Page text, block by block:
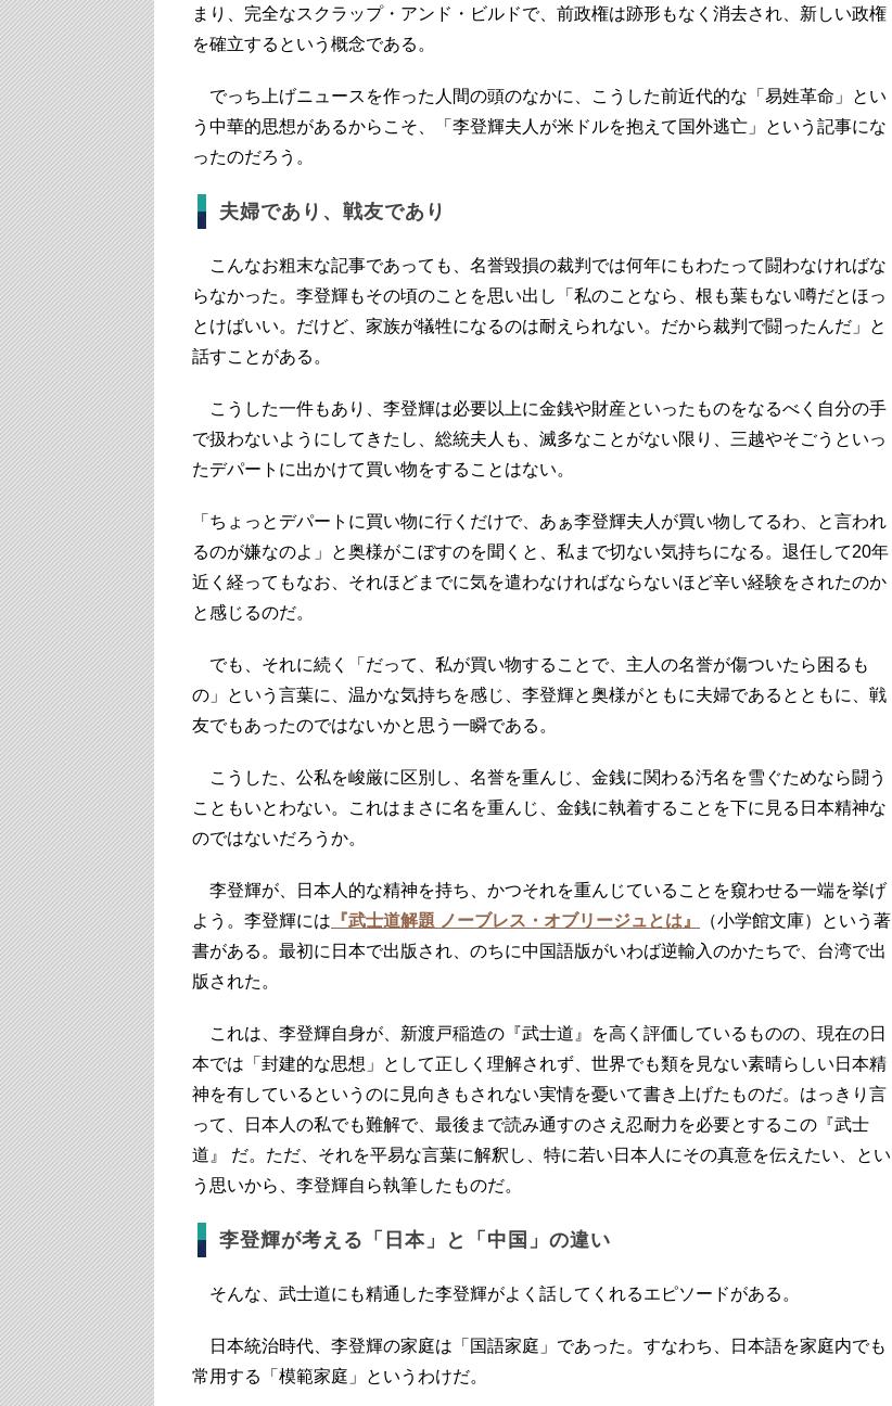
まり、完全なスクラップ・アンド・ビルドで、前政権は跡形もなく消去され、新しい政権
を確立するという概念である。
でっち上げニュースを作った人間の頭のなかに、こうした前近代的な「易姓革命」とい
う中華的思想があるからこそ、「李登輝夫人が米ドルを抱えて国外逃亡」という記事にな
ったのだろう。
夫婦であり、戦友であり
こんなお粗末な記事であっても、名誉毀損の裁判では何年にもわたって闘わなければな
らなかった。李登輝もその頃のことを思い出し「私のことなら、根も葉もない噂だとほっ
とけばいい。だけど、家族が犠牲になるのは耐えられない。だから裁判で闘ったんだ」と
話すことがある。
こうした一件もあり、李登輝は必要以上に金銭や財産といったものをなるべく自分の手
で扱わないようにしてきたし、総統夫人も、滅多なことがない限り、三越やそごうといっ
たデパートに出かけて買い物をすることはない。
「ちょっとデパートに買い物に行くだけで、あぁ李登輝夫人が買い物してるわ、と言われ
るのが嫌なのよ」と奥様がこぼすのを聞くと、私まで切ない気持ちになる。退任して20年
近く経ってもなお、それほどまでに気を遣わなければならないほど辛い経験をされたのか
と感じるのだ。
でも、それに続く「だって、私が買い物することで、主人の名誉が傷ついたら困るも
の」という言葉に、温かな気持ちを感じ、李登輝と奥様がともに夫婦であるとともに、戦
友でもあったのではないかと思う一瞬である。
こうした、公私を峻厳に区別し、名誉を重んじ、金銭に関わる汚名を雪ぐためなら闘う
こともいとわない。これはまさに名を重んじ、金銭に執着することを下に見る日本精神な
のではないだろうか。
李登輝が、日本人的な精神を持ち、かつそれを重んじていることを窺わせる一端を挙げ
よう。李登輝には 『武士道解題 ノーブレス・オブリージュとは』
（小学館文庫）という著
書がある。最初に日本で出版され、のちに中国語版がいわば逆輸入のかたちで、台湾で出
版された。
これは、李登輝自身が、新渡戸稲造の『武士道』を高く評価しているものの、現在の日
本では「封建的な思想」として正しく理解されず、世界でも類を見ない素晴らしい日本精
神を有しているというのに見向きもされない実情を憂いて書き上げたものだ。はっきり言
って、日本人の私でも難解で、最後まで読み通すのさえ忍耐力を必要とするこの『武士
道』 だ。ただ、それを平易な言葉に解釈し、特に若い日本人にその真意を伝えたい、とい
う思いから、李登輝自ら執筆したものだ。
李登輝が考える「日本」と「中国」の違い
そんな、武士道にも精通した李登輝がよく話してくれるエピソードがある。
日本統治時代、李登輝の家庭は「国語家庭」であった。すなわち、日本語を家庭内でも
常用する「模範家庭」というわけだ。